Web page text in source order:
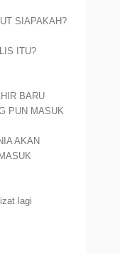
SIAPAKAH?
ITU?
BARU
PUN MASUK
AKAN
lagi